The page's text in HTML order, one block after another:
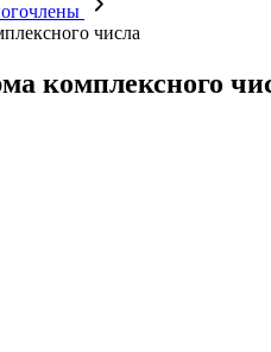
числа
комплексного